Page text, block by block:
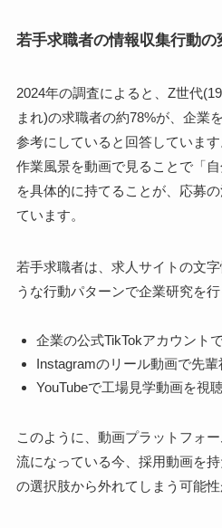
若手求職者の情報収集行動の
2024年の調査によると、Z世代
まれ)の求職者の約78%が、企業
参考にしていると回答していま
作業風景を動画で見ることで「
を具体的に持てることが、応募
ています。
若手求職者は、求人サイトの文
うな行動パターンで企業研究を行
企業の公式TikTokアカウント
Instagramのリール動画で先
YouTubeで工場見学動画を視
このように、動画プラットフォ
流になっている今、採用動画を
の選択肢から外れてしまう可能性